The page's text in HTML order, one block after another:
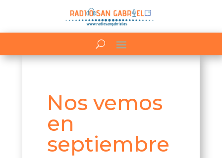
Nos vemos
en
septiembre